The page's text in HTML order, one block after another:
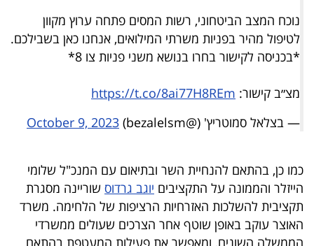
אחרינו:
נוכח המצב הביטחוני, רשות המסים פתחה ערוץ מקוון
לטיפול מהיר בפניות משרתי המילואים, אנחנו כאן בשבילכם.
*בכניסה לקישור בחרו בנושא משני פניות צו 8*
מצ״ב קישור: https://t.co/8ai77H8REm
— בצלאל סמוטריץ' (@bezalelsm)
October 9, 2023
כמו כן, בהתאם להנחיית השר ובתיאום עם המנכ"ל שלומי
הייזלר והממונה על התקציבים יוגב גרדוס שוריינה מסגרת
תקציבית להשלכות האזרחיות הרציפות של הלחימה. משרד
האוצר עוקב באופן שוטף אחר הצרכים שעולים ממשרדי